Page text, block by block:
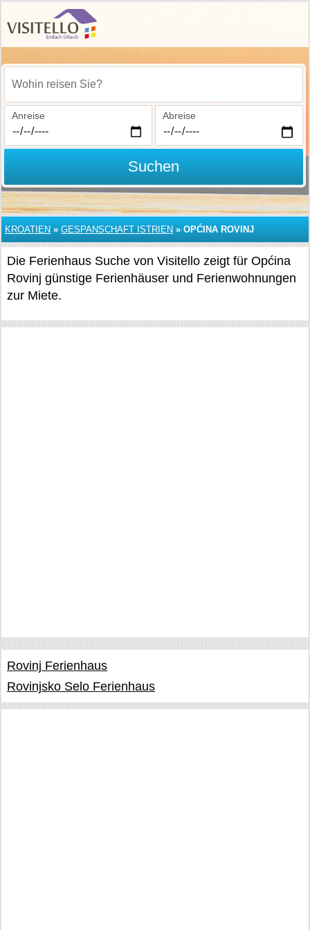
Wohin reisen Sie?
Anreise Abreise
Suchen
KROATIEN » GESPANSCHAFT ISTRIEN » OPĆINA ROVINJ
Die Ferienhaus Suche von Visitello zeigt für Općina
Rovinj günstige Ferienhäuser und Ferienwohnungen
zur Miete.
Rovinj Ferienhaus
Rovinjsko Selo Ferienhaus